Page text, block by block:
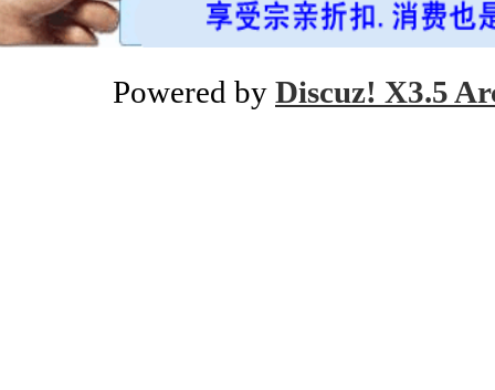
Powered by Discuz! X3.5